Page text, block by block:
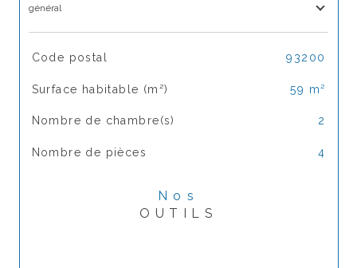
général
TRAD_SIROCCO_Caracteristique
Code postal 93200
Surface habitable (m²) 59 m²
Nombre de chambre(s) 2
Nombre de pièces 4
Nos
OUTILS